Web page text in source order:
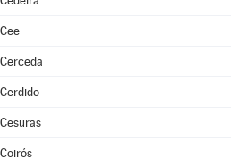
Cee
Cerceda
Cerdido
Cesuras
Coirós